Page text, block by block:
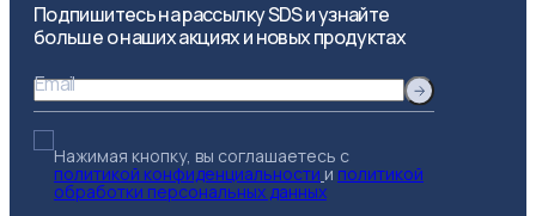
Подпишитесь на рассылку SDS и узнайте
больше о наших акциях и новых продуктах
Email
Нажимая кнопку, вы соглашаетесь с
политикой конфиденциальности и политикой
обработки персональных данных